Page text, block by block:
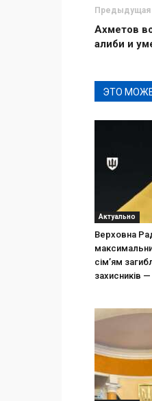
Предыдущая
Ахметов
алиби и
ЭТО
Актуально
Верховна
сім’ям
захисників